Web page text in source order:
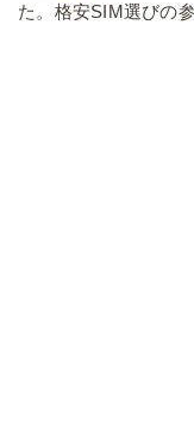
た。格安SIM選びの